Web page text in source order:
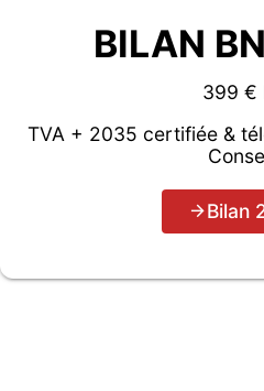
BILAN
399 €
TVA + 2035 certifiée &
Bilan